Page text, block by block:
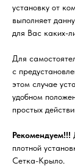
установку от
выполняет
для Вас каких-
Для
с
этом случае
удобном
простых
Рекомендуем!!!
плотной
Сетка-Крыло.